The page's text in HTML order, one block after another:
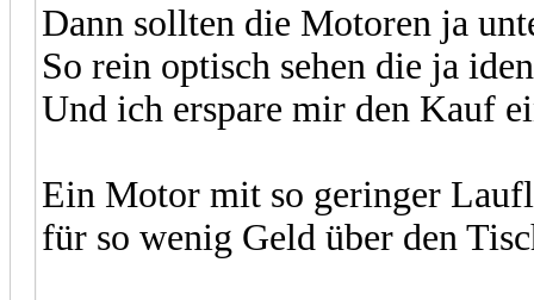
Dann sollten die Motoren ja
So rein optisch sehen die ja
Und ich erspare mir den Kauf
Ein Motor mit so geringer
für so wenig Geld über den